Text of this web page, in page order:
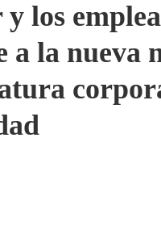
los
a la nueva